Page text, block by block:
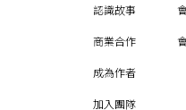
認識故事
商業合作
成為作者
加入團隊